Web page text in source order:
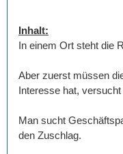
Inhalt:
In einem Ort steht die
Aber zuerst müssen
Interesse hat,
Man sucht
den Zuschlag.